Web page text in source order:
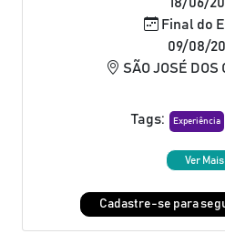
Final do
09/08/
SÃO JOSÉ
Tags: Experiência
Ver Mais
Cadastre-se para